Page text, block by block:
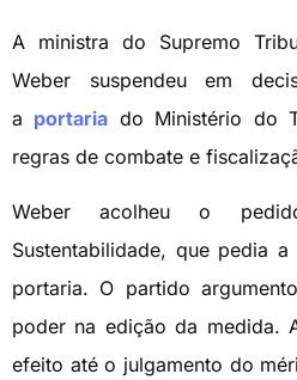
A ministra do Supremo
Weber suspendeu em
a portaria do Ministério do
regras de combate e
Weber acolheu o
Sustentabilidade, que pedia
portaria. O partido
poder na edição da medida.
efeito até o julgamento do